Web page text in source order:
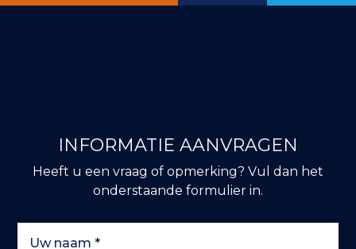
INFORMATIE AANVRAGEN
Heeft u een vraag of opmerking? Vul dan het
onderstaande formulier in.